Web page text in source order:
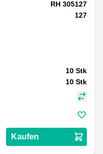
RH 305127
127
10 Stk
10 Stk
Kaufen